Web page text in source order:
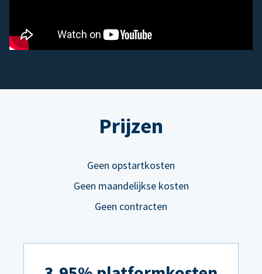
Prijzen
Geen opstartkosten
Geen maandelijkse kosten
Geen contracten